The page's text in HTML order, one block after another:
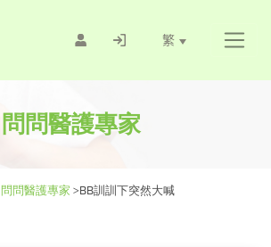
繁
問問醫護專家
問問醫護專家 >BB訓訓下突然大喊